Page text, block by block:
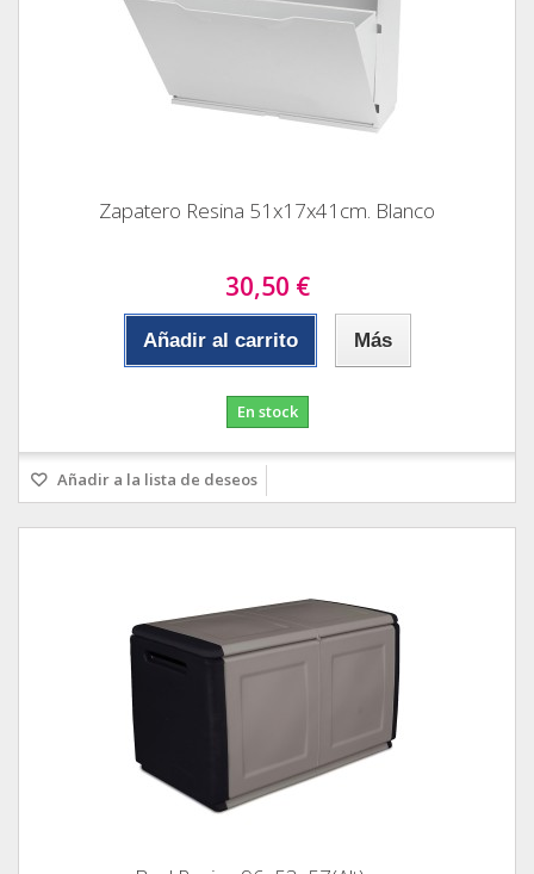
Zapatero Resina 51x17x41cm. Blanco
30,50 €
Añadir al carrito Más
En stock
Añadir a la lista de deseos